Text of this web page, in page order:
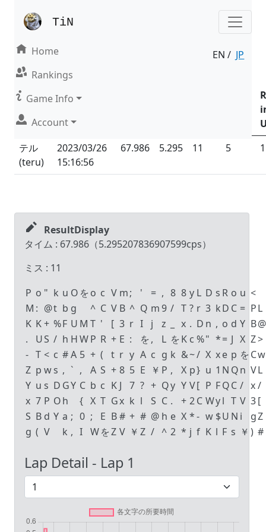
TiN
Home
Rankings
Game Info
Account
EN / JP
Result | Mode : Nonsense
(ID)
Date &
(UTC
テル
(teru)
2023/03/26
15:16:56
67.986 5.295 11 5 1
ResultDisplay
タイム : 67.986 （5.295207836907599cps）
ミス : 11
P o " k u O を o c V m; ' = , 8 8 y L D s R o u <
M : @t b g ^ C V B ^ Q m9 / T ? r 3 kD C = PL
K K+ %F U M T ' [ 3 r I j z x . D n , o d Y B@
.
US / h HWP R + E : を , L を K c %" *= J X Z>
- T < c #A 5 + ( t r y A c g k &~/ X xe p を Cw
Z p ws , ` , A S + 8 5 E ￥ P , X p} u 1 N Qn VL
Y u s D GY C b c K J 7 ? + Qy Y V[ P FQC / x/
x 7 P Oh { X T Gx k l S C . + 2C Wyl T V 3[
S B d Y a ; 0 ; E B# + # @ h e X *- w $U N i gZ
g ( V k , I WをZ V ￥ Z / ^ 2 * j f K l F s ￥ ) #
Lap Detail - Lap 1